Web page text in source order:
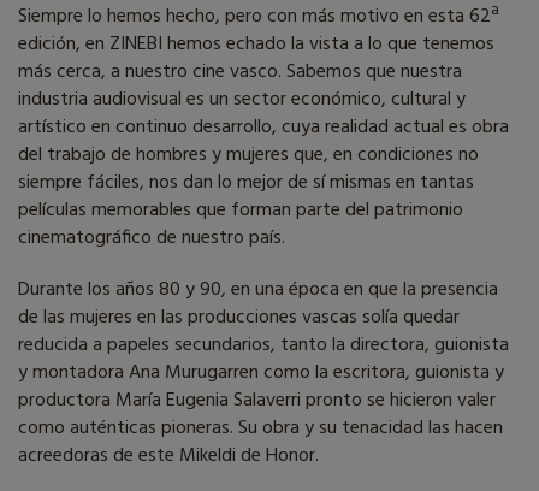
Siempre lo hemos hecho, pero con más motivo en esta 62ª
edición, en ZINEBI hemos echado la vista a lo que tenemos
más cerca, a nuestro cine vasco. Sabemos que nuestra
industria audiovisual es un sector económico, cultural y
artístico en continuo desarrollo, cuya realidad actual es obra
del trabajo de hombres y mujeres que, en condiciones no
siempre fáciles, nos dan lo mejor de sí mismas en tantas
películas memorables que forman parte del patrimonio
cinematográfico de nuestro país.
Durante los años 80 y 90, en una época en que la presencia
de las mujeres en las producciones vascas solía quedar
reducida a papeles secundarios, tanto la directora, guionista
y montadora Ana Murugarren como la escritora, guionista y
productora María Eugenia Salaverri pronto se hicieron valer
como auténticas pioneras. Su obra y su tenacidad las hacen
acreedoras de este Mikeldi de Honor.